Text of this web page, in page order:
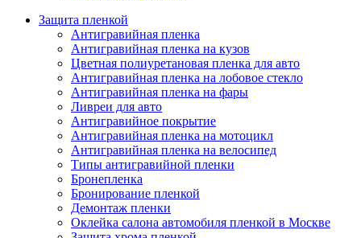
Защита пленкой
Антигравийная пленка
Антигравийная пленка на кузов
Цветная полиуретановая пленка для авто
Антигравийная пленка на лобовое стекло
Антигравийная пленка на фары
Ливреи для авто
Антигравийное покрытие
Антигравийная пленка на мотоцикл
Антигравийная пленка на велосипед
Типы антигравийной пленки
Бронепленка
Бронирование пленкой
Демонтаж пленки
Оклейка салона автомобиля пленкой в Москве